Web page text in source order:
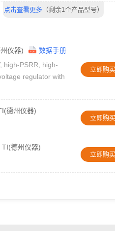
点击查看更多 （剩余1个产品型号）
仪器)
数据手册
high-PSRR, high-
regulator with
立即购买
德州仪器)
立即购买
TI(德州仪器)
立即购买